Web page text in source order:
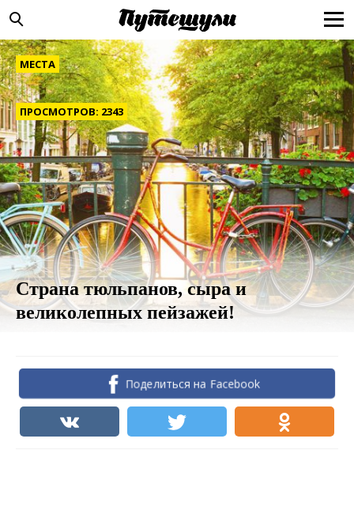
МЕСТА
ПРОСМОТРОВ: 2343
Страна тюльпанов, сыра и
великолепных пейзажей!
Поделиться на Facebook